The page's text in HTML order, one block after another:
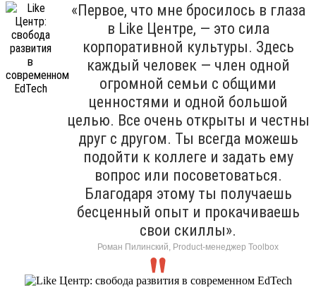
«Первое, что мне бросилось в глаза
в Like Центре, — это сила
корпоративной культуры. Здесь
каждый человек — член одной
огромной семьи с общими
ценностями и одной большой
целью. Все очень открыты и честны
друг с другом. Ты всегда можешь
подойти к коллеге и задать ему
вопрос или посоветоваться.
Благодаря этому ты получаешь
бесценный опыт и прокачиваешь
свои скиллы».
Роман Пилинский, Product-менеджер Toolbox